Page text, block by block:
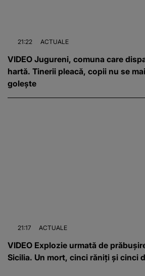
21:22 ACTUALE
VIDEO Jugureni, comuna care
hartă. Tinerii pleacă, copii nu se
golește
21:17 ACTUALE
VIDEO Explozie urmată de
Sicilia. Un mort, cinci răniți și cinci